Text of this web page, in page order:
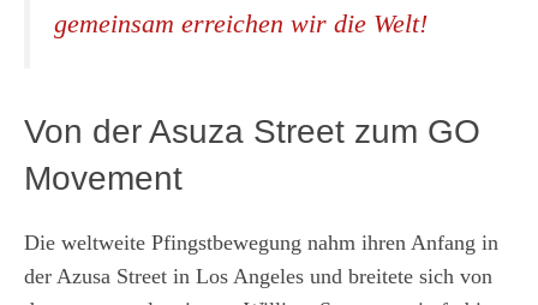
gemeinsam erreichen wir die Welt!
Von der Asuza Street zum GO
Movement
Die weltweite Pfingstbewegung nahm ihren Anfang in
der Azusa Street in Los Angeles und breitete sich von